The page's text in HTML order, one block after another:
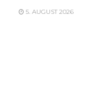
5. AUGUST 2026